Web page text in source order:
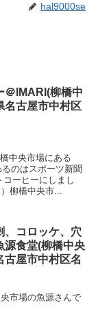
hal9000se
＠IMARI(柳橋中
名古屋市中村区
中央市場にある
のはスポーツ新聞
ーヒーにしまし
柳橋中央市...
、コロッケ、穴
源食堂(柳橋中央
古屋市中村区名
市場の魚源さんで